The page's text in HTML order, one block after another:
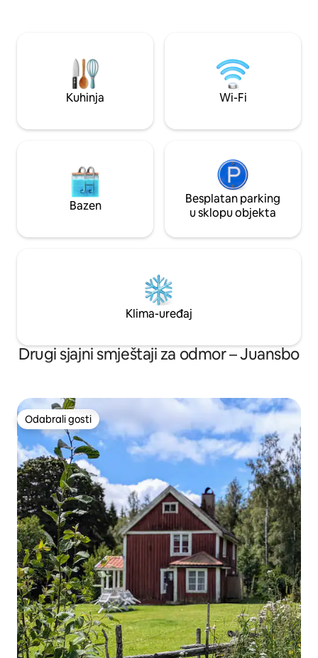
prozori okrenuti prema jezeru Skijaška
staza: 10 km Alpsko odmaralište: 20 km
NOVO 2024.: nova ogromna terasa
NOVO za 2025. godinu: punjač za
izlazom na
soba, kupaonica.
boravak s
sobe. Wi-Fi, Apple
Kuhinja Wi-Fi
Bazen
Besplatan parking
u sklopu objekta
Klima-uređaj
Drugi sjajni smještaji za odmor – Juansbo
Odabrali gosti
Odabrali gosti